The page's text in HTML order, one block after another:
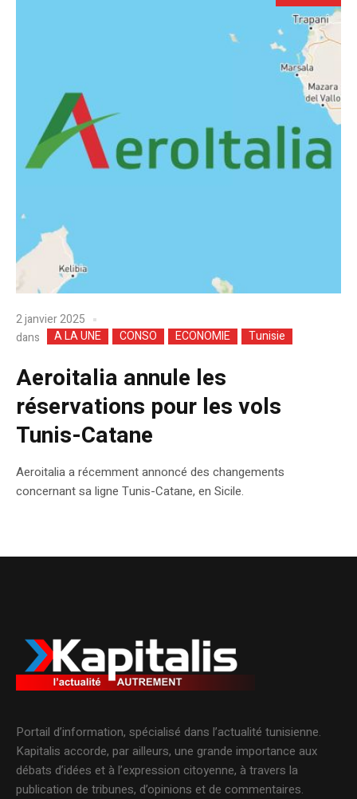
2 janvier 2025
dans
A LA UNE CONSO ECONOMIE Tunisie
Aeroitalia annule les
réservations pour les vols
Tunis-Catane
Aeroitalia a récemment annoncé des changements
concernant sa ligne Tunis-Catane, en Sicile.
Portail d’information, spécialisé dans l’actualité tunisienne.
Kapitalis accorde, par ailleurs, une grande importance aux
débats d’idées et à l’expression citoyenne, à travers la
publication de tribunes, d’opinions et de commentaires.